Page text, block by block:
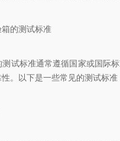
的测试标准
标准通常遵循国家或国际标
。以下是一些常见的测试标准